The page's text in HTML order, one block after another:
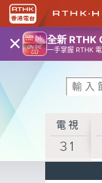
× 全新 RTHK
一手掌握 RTHK
電視
31